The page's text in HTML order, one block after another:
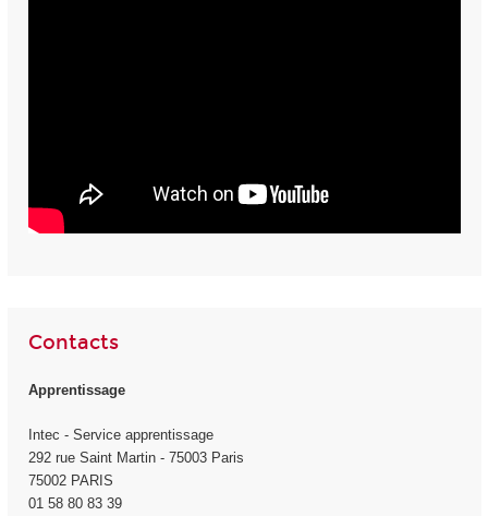
Contacts
Apprentissage
Intec - Service apprentissage
292 rue Saint Martin - 75003 Paris
75002 PARIS
01 58 80 83 39